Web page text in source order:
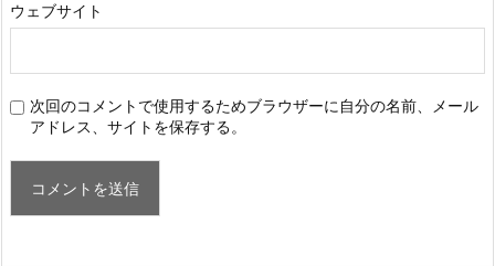
ウェブサイト
次回のコメントで使用するためブラウザーに自分の名前、メール
アドレス、サイトを保存する。